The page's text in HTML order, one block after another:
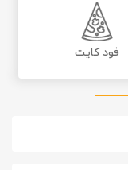
فود کایت